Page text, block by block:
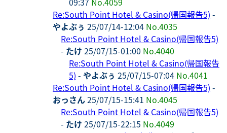
Re:South Point Hotel & Casino(帰国報告5) -
やよぶぅ 25/07/14-12:04 No.4035
Re:South Point Hotel & Casino(帰国報告5)
- たけ 25/07/15-01:00 No.4040
Re:South Point Hotel & Casino(帰国報告
5) - やよぶぅ 25/07/15-07:04 No.4041
Re:South Point Hotel & Casino(帰国報告5) -
おっさん25/07/15-15:41 No.4045
Re:South Point Hotel & Casino(帰国報告5)
- たけ 25/07/15-22:15 No.4049